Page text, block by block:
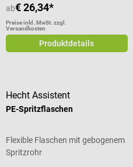
ab€ 26,34*
Preise inkl. MwSt. zzgl.
Versandkosten
Produktdetails
Hecht Assistent
PE-Spritzflaschen
Flexible Flaschen mit gebogenem
Spritzrohr